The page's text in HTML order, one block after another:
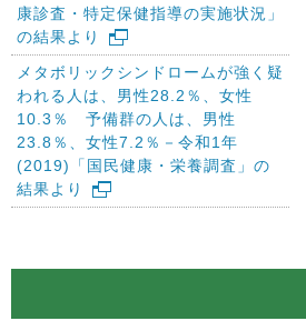
康診査・特定保健指導の実施状況」
の結果より
メタボリックシンドロームが強く疑
われる人は、男性28.2％、女性
10.3％ 予備群の人は、男性
23.8％、女性7.2％－令和1年
(2019)「国民健康・栄養調査」の
結果より